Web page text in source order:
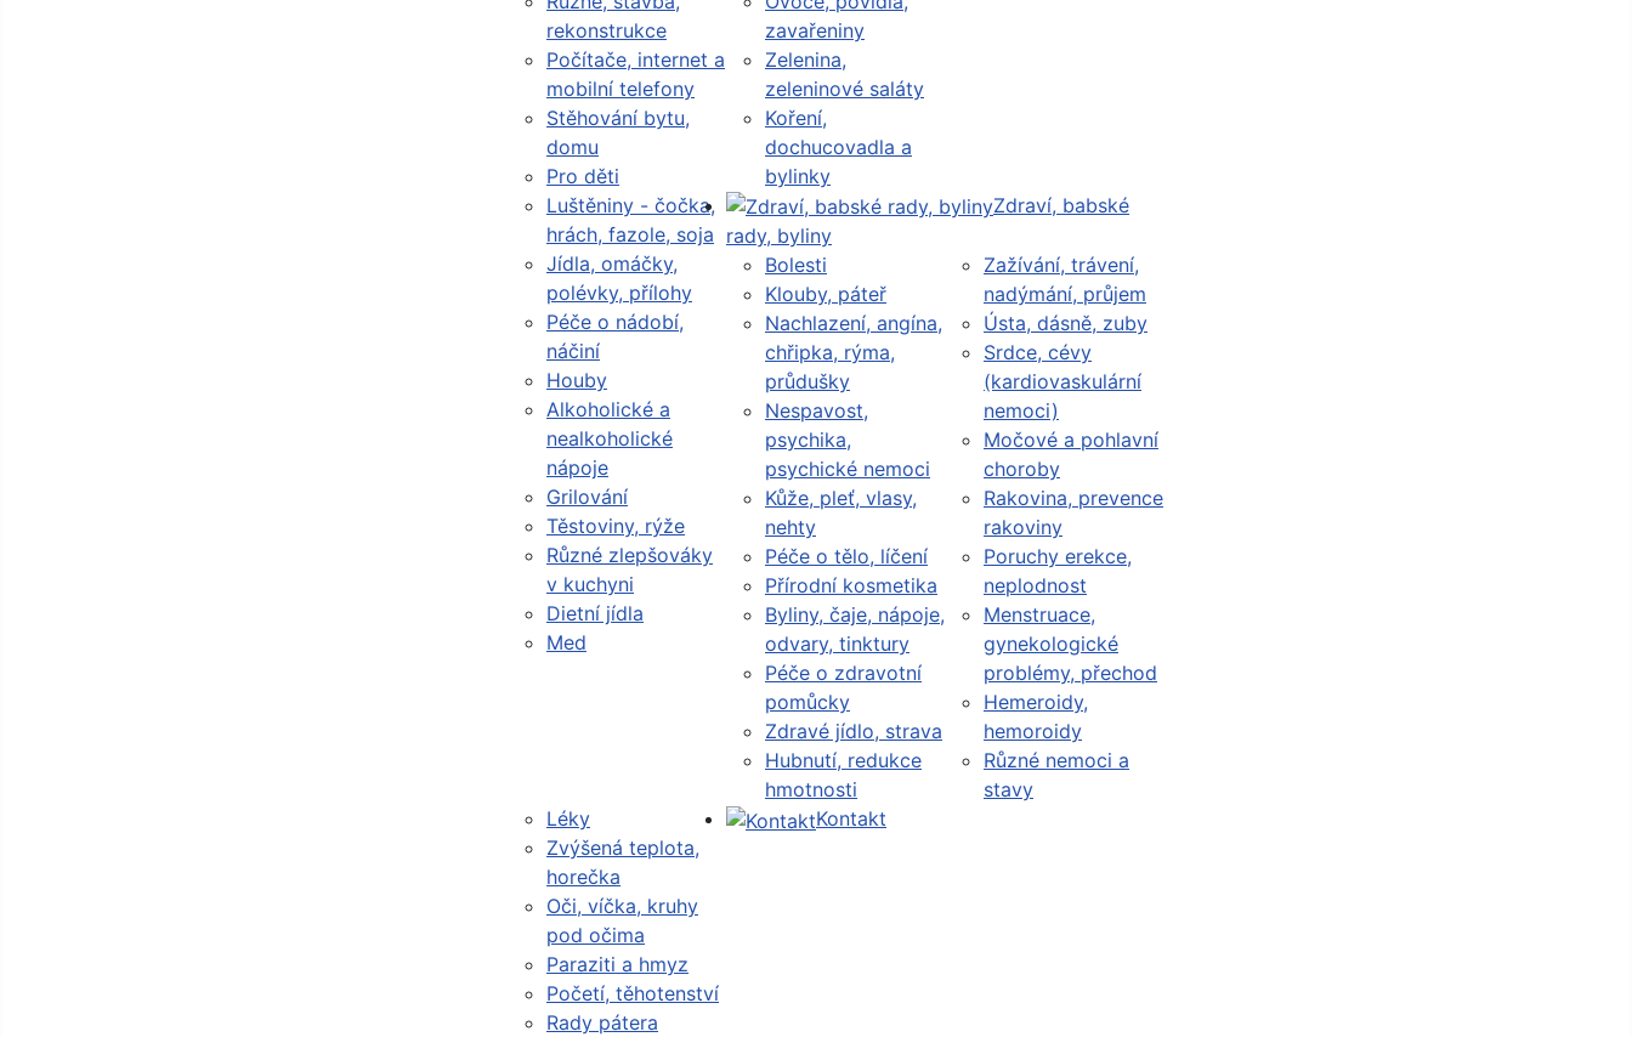
rekonstrukce
Počítače, internet a
mobilní telefony
Stěhování bytu,
domu
Pro děti
zavařeniny
Zelenina,
zeleninové saláty
Koření,
dochucovadla a
bylinky
Luštěniny - čočka,
hrách, fazole, soja
Jídla, omáčky,
polévky, přílohy
Péče o nádobí,
náčiní
Houby
Alkoholické a
nealkoholické
nápoje
Grilování
Těstoviny, rýže
Různé zlepšováky
v kuchyni
Dietní jídla
Med
Zdraví, babské
rady, byliny
Bolesti
Klouby, páteř
Nachlazení, angína,
chřipka, rýma,
průdušky
Nespavost,
psychika,
psychické nemoci
Kůže, pleť, vlasy,
nehty
Péče o tělo, líčení
Přírodní kosmetika
Byliny, čaje, nápoje,
odvary, tinktury
Péče o zdravotní
pomůcky
Zdravé jídlo, strava
Hubnutí, redukce
hmotnosti
Zažívání, trávení,
nadýmání, průjem
Ústa, dásně, zuby
Srdce, cévy
(kardiovaskulární
nemoci)
Močové a pohlavní
choroby
Rakovina, prevence
rakoviny
Poruchy erekce,
neplodnost
Menstruace,
gynekologické
problémy, přechod
Hemeroidy,
hemoroidy
Různé nemoci a
stavy
Léky
Zvýšená teplota,
horečka
Oči, víčka, kruhy
pod očima
Paraziti a hmyz
Početí, těhotenství
Rady pátera
Kontakt